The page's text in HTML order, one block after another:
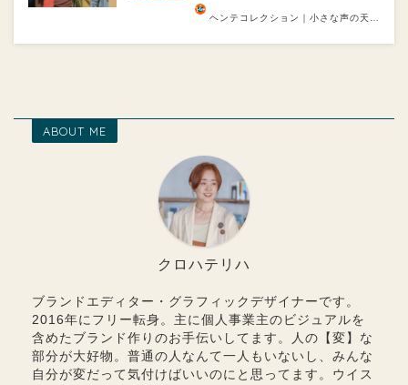
ヘンテコレクション｜小さな声の天…
ABOUT ME
クロハテリハ
ブランドエディター・グラフィックデザイナーです。
2016年にフリー転身。主に個人事業主のビジュアルを
含めたブランド作りのお手伝いしてます。人の【変】な
部分が大好物。普通の人なんて一人もいないし、みんな
自分が変だって気付けばいいのにと思ってます。ウイス